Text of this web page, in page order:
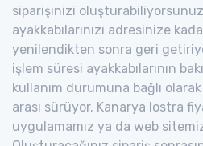
siparişinizi
ayakkabılarınızı adresinize
yenilendikten sonra geri
işlem süresi ayakkabılarının
kullanım durumuna bağlı
arası sürüyor. Kanarya lostra
uygulamamız ya da web